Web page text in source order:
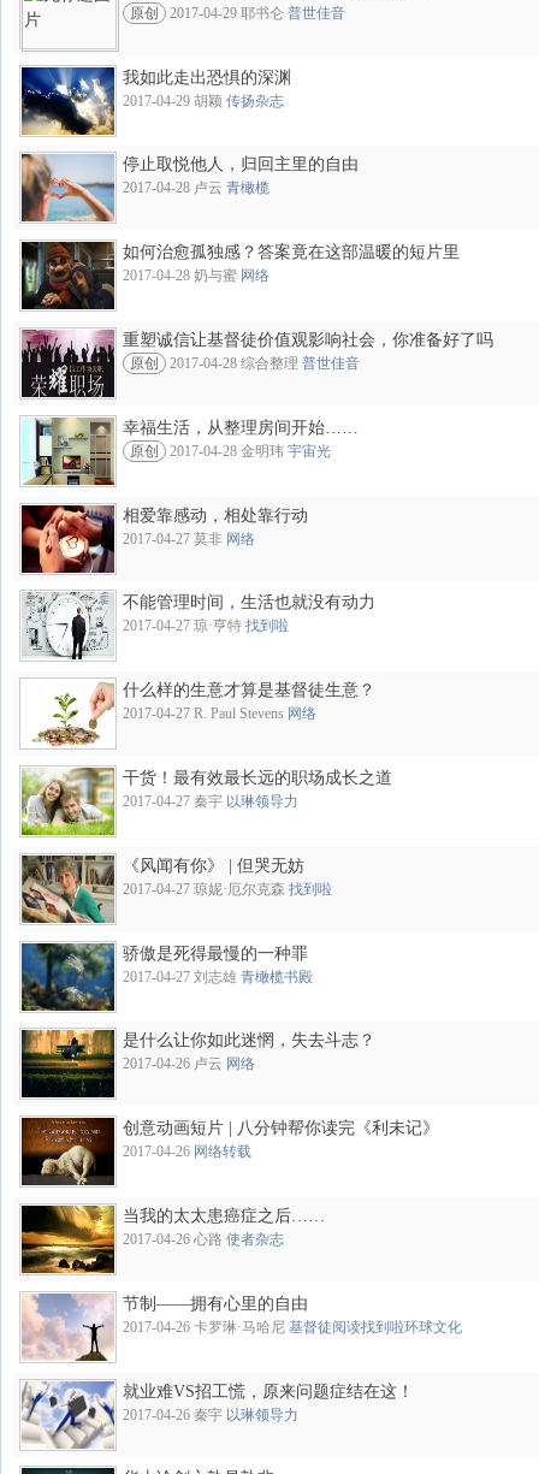
原创 2017-04-29 耶书仑 普世佳音
我如此走出恐惧的深渊
2017-04-29 胡颖 传扬杂志
停止取悦他人，归回主里的自由
2017-04-28 卢云 青橄榄
如何治愈孤独感？答案竟在这部温暖的短片里
2017-04-28 奶与蜜 网络
重塑诚信让基督徒价值观影响社会，你准备好了吗
原创 2017-04-28 综合整理 普世佳音
幸福生活，从整理房间开始……
原创 2017-04-28 金明玮 宇宙光
相爱靠感动，相处靠行动
2017-04-27 莫非 网络
不能管理时间，生活也就没有动力
2017-04-27 琼·亨特 找到啦
什么样的生意才算是基督徒生意？
2017-04-27 R. Paul Stevens 网络
干货！最有效最长远的职场成长之道
2017-04-27 秦宇 以琳领导力
《风闻有你》 | 但哭无妨
2017-04-27 琼妮·厄尔克森 找到啦
骄傲是死得最慢的一种罪
2017-04-27 刘志雄 青橄榄书殿
是什么让你如此迷惘，失去斗志？
2017-04-26 卢云 网络
创意动画短片 | 八分钟帮你读完《利未记》
2017-04-26 网络转载
当我的太太患癌症之后……
2017-04-26 心路 使者杂志
节制——拥有心里的自由
2017-04-26 卡罗琳·马哈尼 基督徒阅读找到啦环球文化
就业难VS招工慌，原来问题症结在这！
2017-04-26 秦宇 以琳领导力